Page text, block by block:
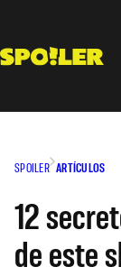
contenido
SPOILER ARTÍCULOS
12
de este